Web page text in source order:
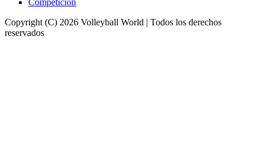
Copyright (C) 2026 Volleyball World | Todos los derechos
reservados